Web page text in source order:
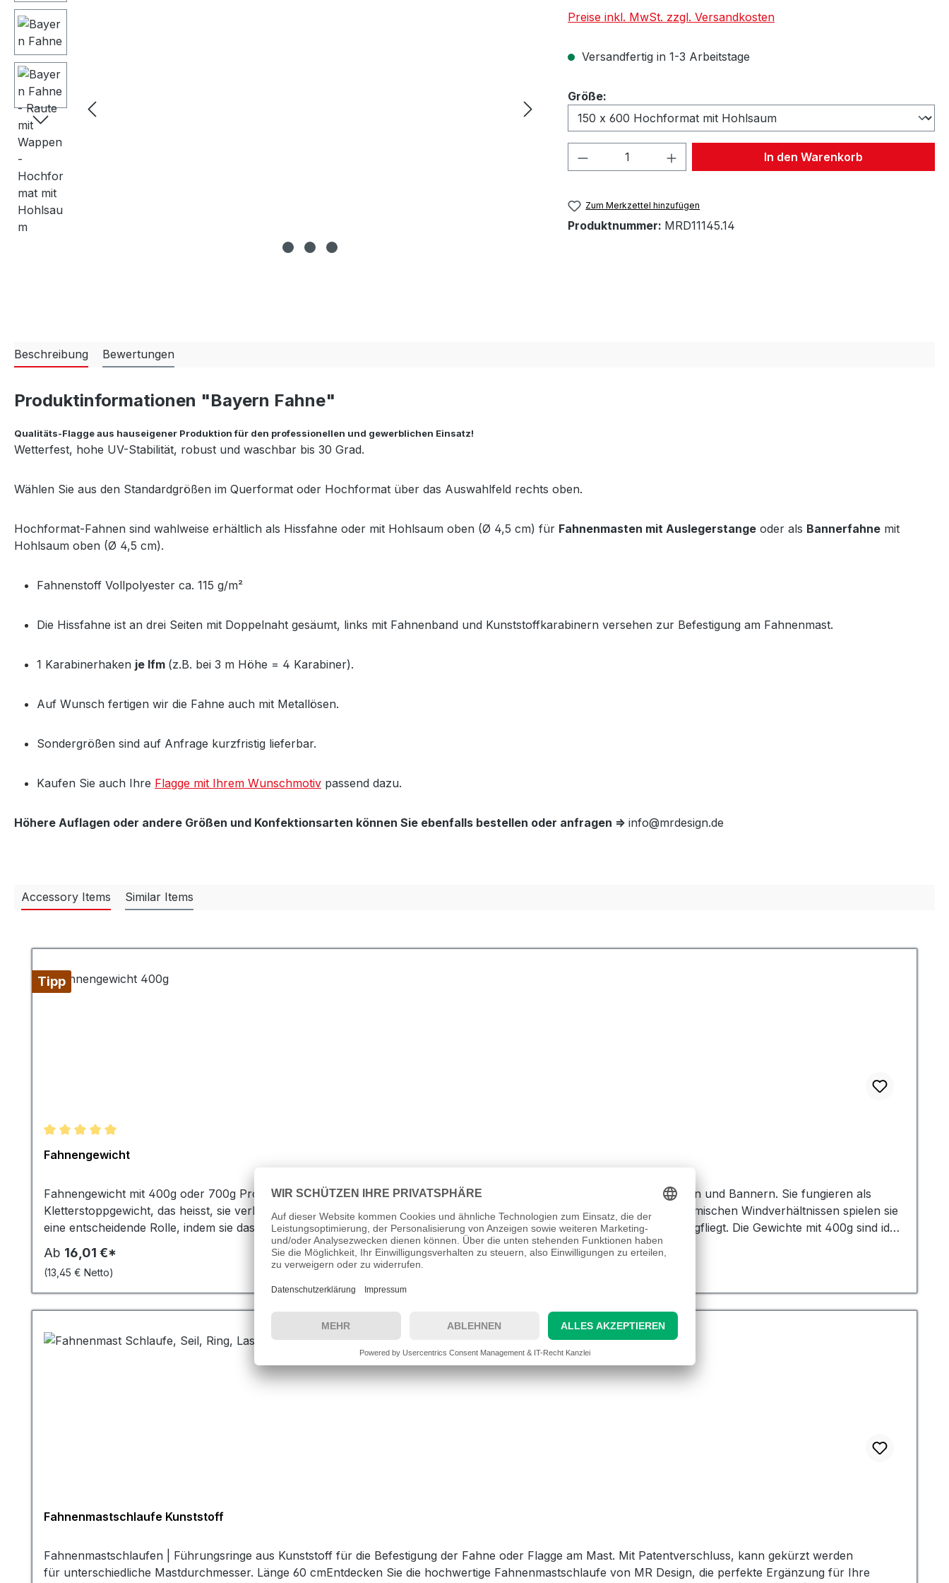
Preise inkl. MwSt. zzgl. Versandkosten
Versandfertig in 1-3 Arbeitstage
Größe:
Produkt Anzahl: Gib den gewünschten Wert
In den Warenkorb
Zum Merkzettel hinzufügen
Produktnummer: MRD11145.14
Beschreibung Bewertungen
Produktinformationen "Bayern Fahne"
Qualitäts-Flagge aus hauseigener Produktion für den professionellen und gewerblichen Einsatz!
Wetterfest, hohe UV-Stabilität, robust und waschbar bis 30 Grad.
Wählen Sie aus den Standardgrößen im Querformat oder Hochformat über das Auswahlfeld rechts oben.
Hochformat-Fahnen sind wahlweise erhältlich als Hissfahne oder mit Hohlsaum oben (Ø 4,5 cm) für Fahnenmasten mit Auslegerstange oder als Bannerfahne mit
Hohlsaum oben (Ø 4,5 cm).
Fahnenstoff Vollpolyester ca. 115 g/m²
Die Hissfahne ist an drei Seiten mit Doppelnaht gesäumt, links mit Fahnenband und Kunststoffkarabinern versehen zur Befestigung am Fahnenmast.
1 Karabinerhaken je lfm (z.B. bei 3 m Höhe = 4 Karabiner).
Auf Wunsch fertigen wir die Fahne auch mit Metallösen.
Sondergrößen sind auf Anfrage kurzfristig lieferbar.
Kaufen Sie auch Ihre Flagge mit Ihrem Wunschmotiv passend dazu.
Höhere Auflagen oder andere Größen und Konfektionsarten können Sie ebenfalls bestellen oder anfragen => info@mrdesign.de
Accessory Items Similar Items
Tipp
Durchschnittliche Bewertung von 5 von 5 Sternen
Fahnengewicht
Fahnengewicht mit 400g oder 700g Profi-Qualität sind wichtige Zubehörteile zur Sicherung und Stabilisierung von Fahnen und Bannern. Sie fungieren als
Kletterstoppgewicht, das heisst, sie verhindern, dass die Fahne oder das Banner sich um den Fahnenmast wickelt. In stürmischen Windverhältnissen spielen sie
eine entscheidende Rolle, indem sie das Flattern der Fahne minimieren und verhindern, dass diese zerrissen wird oder wegfliegt. Die Gewichte mit 400g sind ideal
für kleinere bis mittelgroße Fahnen, während die 700g schweren Gewichte für größere Fahnen ab 6 m² Fläche besser geeignet sind. Beide kommen in einer
Vielzahl von Fahnen und Bannergrößen zum Einsatz und eignen sich für alle normalen Fahnengrößen. Dies macht sie zu einer äußerst vielseitigen und
praktischen Investition für jeden, der seine Fahne sicher und stilvoll präsentieren möchte. Ein weiterer Vorteil dieser Fahnengewichte ist ihre geringe
Geräuschentwicklung. Im Gegensatz zu einigen anderen Arten aus Hartkunststoff oder Metall, die klirren oder klicken können, wenn sie gegen den Fahnenmast
schlagen, produzieren diese Gewichte kaum Geräusche. Dies macht sie zu einer guten Wahl für Orte, an denen Lärmbelästigung ein Anliegen sein könnte. Diese
Fahnengewichte werden oft auch als Sandsäcke bezeichnet, was auf die Art und Weise zurückzuführen ist, wie sie gefüllt und geformt sind. Sie können mit
Sand oder ähnlichem Material gefüllt und dann an der Fahne oder am Banner befestigt werden, um zu helfen, diese an Ort und Stelle zu halten.
Ab 16,01 €*
(13,45 € Netto)
Fahnenmastschlaufe Kunststoff
Fahnenmastschlaufen | Führungsringe aus Kunststoff für die Befestigung der Fahne oder Flagge am Mast. Mit Patentverschluss, kann gekürzt werden
für unterschiedliche Mastdurchmesser. Länge 60 cmEntdecken Sie die hochwertige Fahnenmastschlaufe von MR Design, die perfekte Ergänzung für Ihre